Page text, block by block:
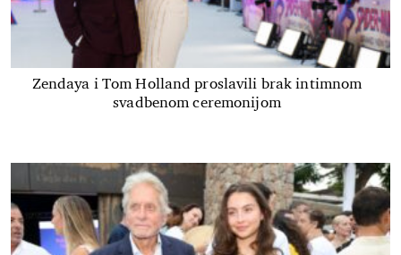
Zendaya i Tom Holland proslavili brak intimnom
svadbenom ceremonijom